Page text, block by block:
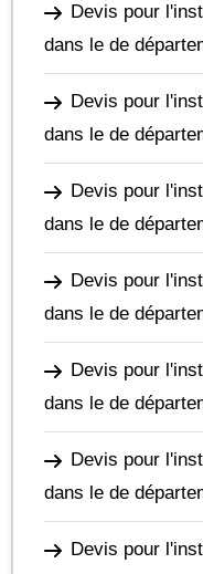
Devis pour
dans le de
Devis pour
dans le de
Devis pour
dans le de
Devis pour
dans le de
Devis pour
dans le de
Devis pour
dans le de
Devis pour